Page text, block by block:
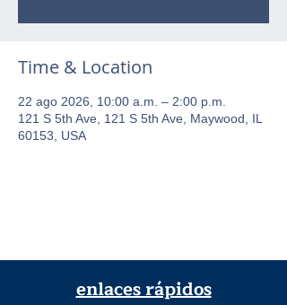
Time & Location
22 ago 2026, 10:00 a.m. – 2:00 p.m.
121 S 5th Ave, 121 S 5th Ave, Maywood, IL
60153, USA
enlaces rápidos